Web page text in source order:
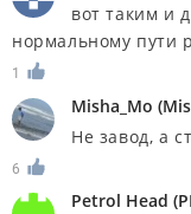
вот таким и
нормальному пути
1
Misha_Mo (
Не завод, а
6
Petrol Head (